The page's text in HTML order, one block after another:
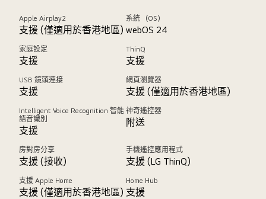
Apple Airplay2
支援 (僅適用於香港地區)
系統 （OS）
webOS 24
家庭設定
支援
ThinQ
支援
USB 鏡頭連接
支援
網頁瀏覽器
支援 (僅適用於香港地區)
Intelligent Voice Recognition 智能
語音識別
支援
神奇遙控器
附送
房對房分享
支援 (接收)
手機遙控應用程式
支援 (LG ThinQ)
支援 Apple Home
支援 (僅適用於香港地區)
Home Hub
支援